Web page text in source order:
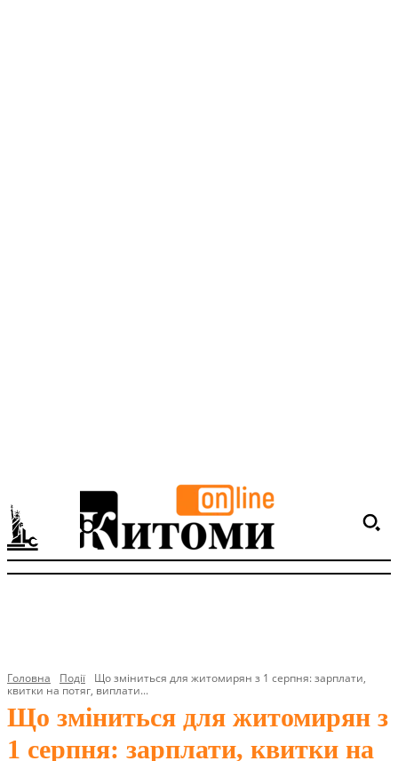
Головна Події
Що зміниться для житомирян з 1 серпня: зарплати,
квитки на потяг, виплати...
Що зміниться для житомирян з
1 серпня: зарплати, квитки на